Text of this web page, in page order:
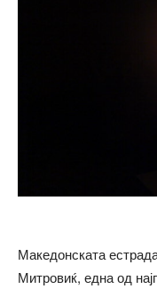
Македонската
Митровиќ, една од